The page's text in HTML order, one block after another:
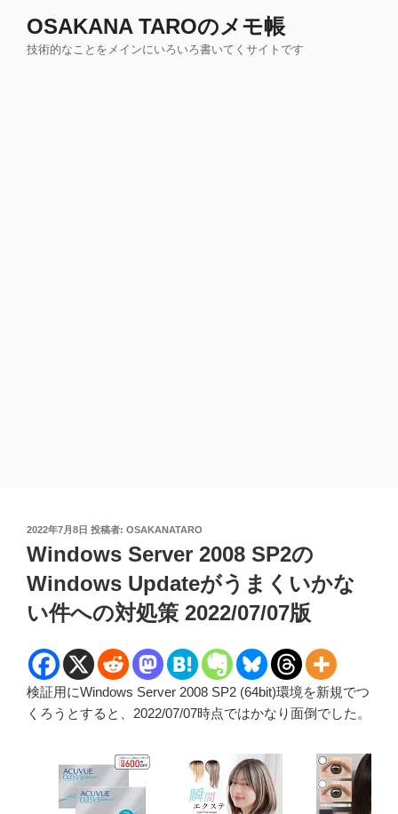
OSAKANA TAROのメモ帳
技術的なことをメインにいろいろ書いてくサイトです
投
稿
日:
2022年7月8日 投稿者: OSAKANATARO
Windows Server 2008 SP2の
Windows Updateがうまくいかな
い件への対処策 2022/07/07版
検証用にWindows Server 2008 SP2 (64bit)環境を新規でつ
くろうとすると、2022/07/07時点ではかなり面倒でした。